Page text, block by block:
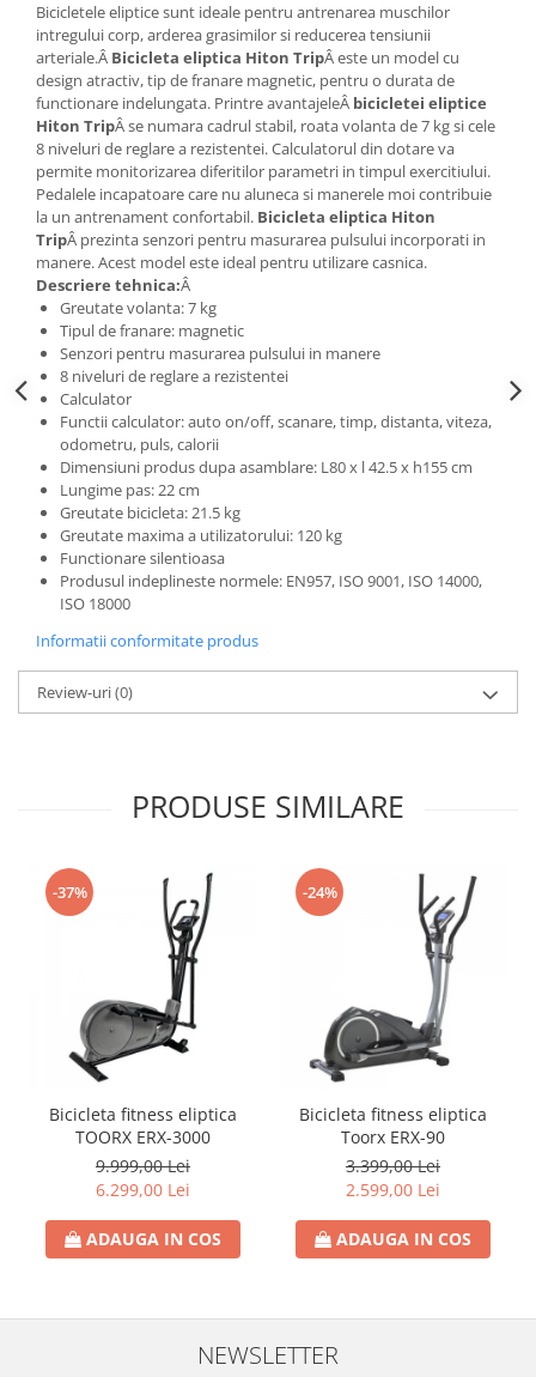
Bicicletele eliptice sunt ideale pentru antrenarea muschilor
intregului corp, arderea grasimilor si reducerea tensiunii
arteriale.Â Bicicleta eliptica Hiton TripÂ este un model cu
design atractiv, tip de franare magnetic, pentru o durata de
functionare indelungata. Printre avantajeleÂ bicicletei eliptice
Hiton TripÂ se numara cadrul stabil, roata volanta de 7 kg si cele
8 niveluri de reglare a rezistentei. Calculatorul din dotare va
permite monitorizarea diferitilor parametri in timpul exercitiului.
Pedalele incapatoare care nu aluneca si manerele moi contribuie
la un antrenament confortabil. Bicicleta eliptica Hiton
TripÂ prezinta senzori pentru masurarea pulsului incorporati in
manere. Acest model este ideal pentru utilizare casnica.
Descriere tehnica:Â
Greutate volanta: 7 kg
Tipul de franare: magnetic
Senzori pentru masurarea pulsului in manere
8 niveluri de reglare a rezistentei
Calculator
Functii calculator: auto on/off, scanare, timp, distanta, viteza,
odometru, puls, calorii
Dimensiuni produs dupa asamblare: L80 x l 42.5 x h155 cm
Lungime pas: 22 cm
Greutate bicicleta: 21.5 kg
Greutate maxima a utilizatorului: 120 kg
Functionare silentioasa
Produsul indeplineste normele: EN957, ISO 9001, ISO 14000,
ISO 18000
Informatii conformitate produs
Review-uri(0)
PRODUSE SIMILARE
-37%
Bicicleta fitness eliptica
TOORX ERX-3000
9.999,00 Lei
6.299,00 Lei
ADAUGA IN COS
-24%
Bicicleta fitness eliptica
Toorx ERX-90
3.399,00 Lei
2.599,00 Lei
ADAUGA IN COS
NEWSLETTER